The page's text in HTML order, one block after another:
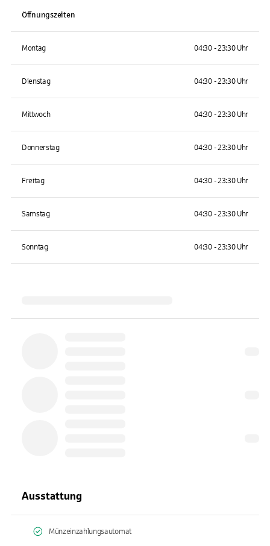
Öffnungszeiten
Montag 04:30 - 23:30 Uhr
Dienstag 04:30 - 23:30 Uhr
Mittwoch 04:30 - 23:30 Uhr
Donnerstag 04:30 - 23:30 Uhr
Freitag 04:30 - 23:30 Uhr
Samstag 04:30 - 23:30 Uhr
Sonntag 04:30 - 23:30 Uhr
Ausstattung
Münzeinzahlungsautomat